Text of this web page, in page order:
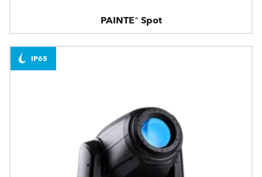
PAINTE® Spot
IP65